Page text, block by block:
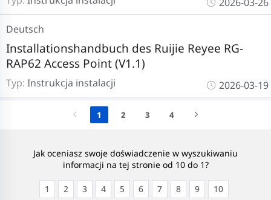
Typ: Instrukcja instalacji
Installationshandbuch des Ruijie Reyee RG-
RAP62 Access Point (V1.1)
Deutsch
2026-03-19
1 2 3 4
Jak oceniasz swoje doświadczenie w wyszukiwaniu
informacji na tej stronie od 10 do 1?
1 2 3 4 5 6 7 8 9
10